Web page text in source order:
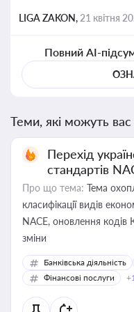
LIGA ZAKON, 21 квітня
Повний AI-
Теми, які можуть вас
Перехід
стандартів
Про що тема: Тема
класифікації видів
NACE, оновлення кодів
зміни
Банківська діяльність
Фінансові послуги